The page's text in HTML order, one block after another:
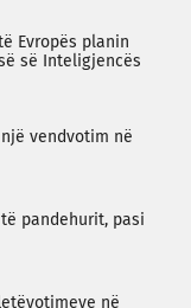
Evropës planin
së Inteligjencës
vendvotim në
pandehurit, pasi
në